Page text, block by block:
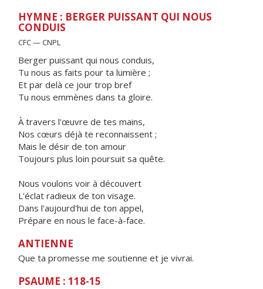
HYMNE : BERGER PUISSANT QUI NOUS
CONDUIS
CFC — CNPL
Berger puissant qui nous conduis,
Tu nous as faits pour ta lumière ;
Et par delà ce jour trop bref
Tu nous emmènes dans ta gloire.
À travers l'œuvre de tes mains,
Nos cœurs déjà te reconnaissent ;
Mais le désir de ton amour
Toujours plus loin poursuit sa quête.
Nous voulons voir à découvert
L'éclat radieux de ton visage.
Dans l'aujourd'hui de ton appel,
Prépare en nous le face-à-face.
ANTIENNE
Que ta promesse me soutienne et je vivrai.
PSAUME : 118-15